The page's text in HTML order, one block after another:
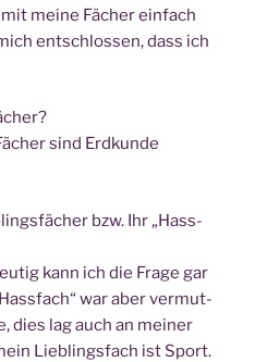
mei­ne Fächer ein­fach
ent­schlos­sen, dass ich
sind Erd­kun­de
bzw. Ihr „Hass­
kann ich die Fra­ge gar
war aber ver­mut­
dies lag auch an mei­ner
Lieb­lings­fach ist Sport.